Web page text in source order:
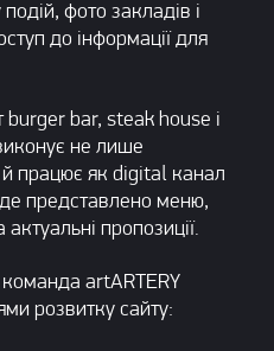
фото закладів і
до інформації для
bar, steak house і
не лише
й працює як digital канал
де представлено меню,
пропозиції.
команда artARTERY
розвитку сайту: